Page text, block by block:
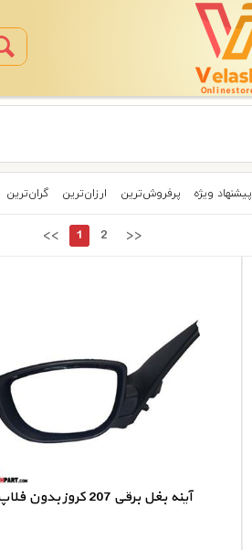
پیشنهاد ویژه پرفروش‌ترین‌ ارزان‌ترین گران‌ترین
<< 1 2 >>
آینه بغل برقی 207 کروز بدون فلاپ